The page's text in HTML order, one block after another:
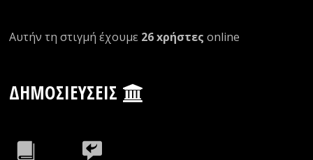
Αυτήν τη στιγμή έχουμε 26 xρήστες οnline
ΔΗΜΟΣΙΕΎΣΕΙΣ